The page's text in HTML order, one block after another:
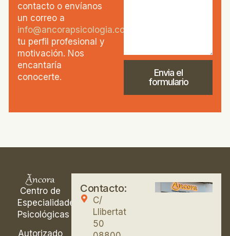
contacto o envíanos
un correo a
info@ancorapsicologia.com
tu perfil profesional y
motivación. Nos
encantaría
conocerte.
Envia el
formulario
Centro de
Especialidades
Psicológicas
Autorizado
Contacto:
C/
Llibertat
50